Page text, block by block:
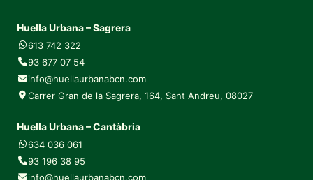
Huella Urbana – Sagrera
613 742 322
93 677 07 54
info@huellaurbanabcn.com
Carrer Gran de la Sagrera, 164, Sant Andreu, 08027
Huella Urbana – Cantàbria
634 036 061
93 196 38 95
info@huellaurbanabcn.com